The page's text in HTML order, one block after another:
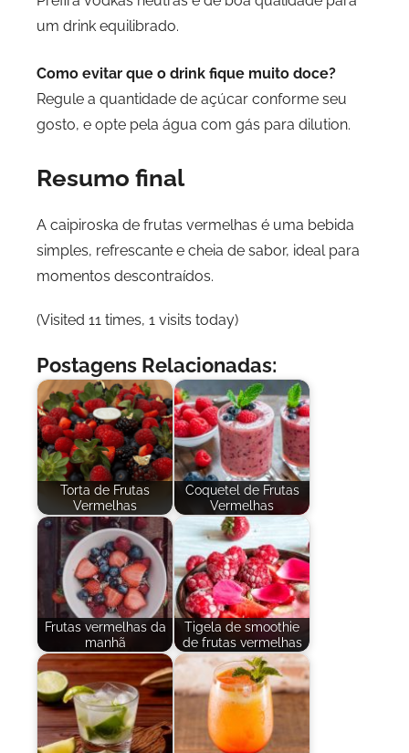
um drink equilibrado.
Como evitar que o drink fique muito doce?
Regule a quantidade de açúcar conforme seu
gosto, e opte pela água com gás para dilution.
Resumo final
A caipiroska de frutas vermelhas é uma bebida
simples, refrescante e cheia de sabor, ideal para
momentos descontraídos.
(Visited 11 times, 1 visits today)
Postagens Relacionadas:
Torta de Frutas
Vermelhas
Coquetel de Frutas
Vermelhas
Frutas vermelhas da
manhã
Tigela de smoothie
de frutas vermelhas